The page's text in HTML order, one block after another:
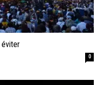
éviter
0